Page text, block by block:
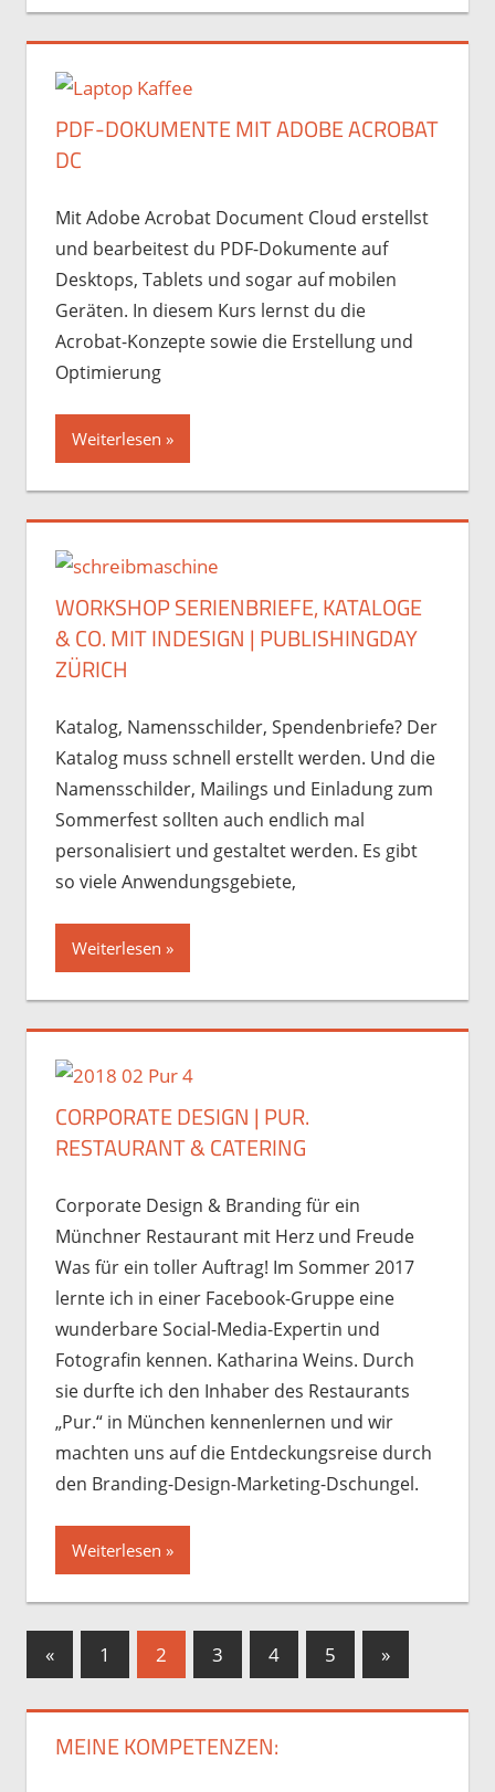
PDF-DOKUMENTE MIT ADOBE ACROBAT
DC
Mit Adobe Acrobat Document Cloud erstellst
und bearbeitest du PDF-Dokumente auf
Desktops, Tablets und sogar auf mobilen
Geräten. In diesem Kurs lernst du die
Acrobat-Konzepte sowie die Erstellung und
Optimierung
Weiterlesen
WORKSHOP SERIENBRIEFE, KATALOGE
& CO. MIT INDESIGN | PUBLISHINGDAY
ZÜRICH
Katalog, Namensschilder, Spendenbriefe? Der
Katalog muss schnell erstellt werden. Und die
Namensschilder, Mailings und Einladung zum
Sommerfest sollten auch endlich mal
personalisiert und gestaltet werden. Es gibt
so viele Anwendungsgebiete,
Weiterlesen
CORPORATE DESIGN | PUR.
RESTAURANT & CATERING
Corporate Design & Branding für ein
Münchner Restaurant mit Herz und Freude
Was für ein toller Auftrag! Im Sommer 2017
lernte ich in einer Facebook-Gruppe eine
wunderbare Social-Media-Expertin und
Fotografin kennen. Katharina Weins. Durch
sie durfte ich den Inhaber des Restaurants
„Pur.“ in München kennenlernen und wir
machten uns auf die Entdeckungsreise durch
den Branding-Design-Marketing-Dschungel.
Weiterlesen
Seitennummerierung
Beiträge
«Vorherige
Beiträge
1 2 3 4 5
Nächste
Beiträge
»
MEINE KOMPETENZEN: